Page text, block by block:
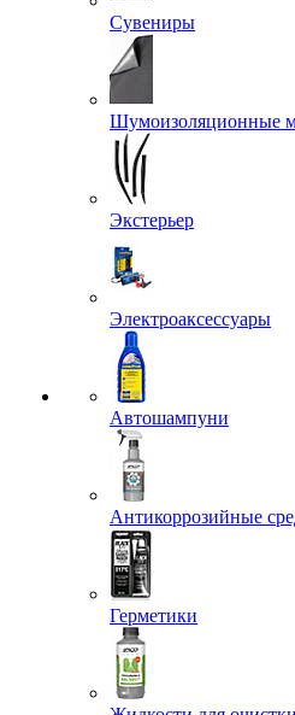
Сувениры
Шумоизоляционные
Экстерьер
Электроаксессуары
Автошампуни
Антикоррозийные
Герметики